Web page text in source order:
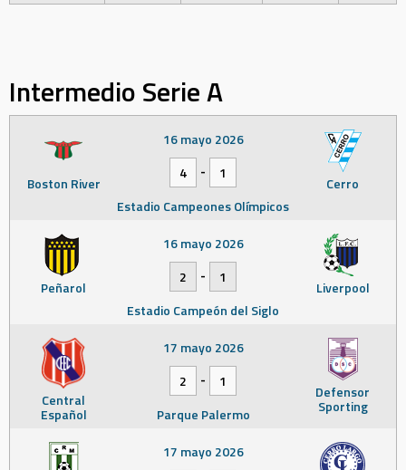
Intermedio Serie A
Boston River Cerro
16 mayo 2026
4
-
1
Estadio Campeones Olímpicos
Peñarol Liverpool
16 mayo 2026
2
-
1
Estadio Campeón del Siglo
Central
Español
Defensor
Sporting
17 mayo 2026
2
-
1
Parque Palermo
17 mayo 2026